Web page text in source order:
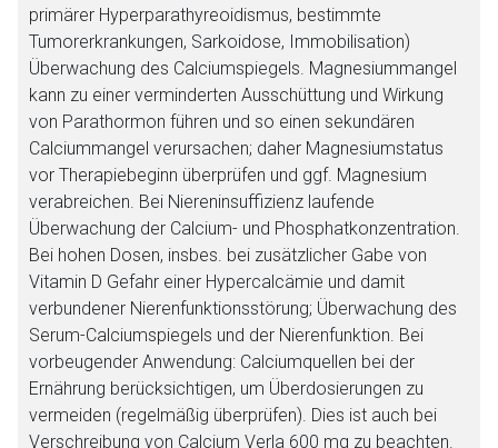
primärer Hyperparathyreoidismus, bestimmte
Tumorerkrankungen, Sarkoidose, Immobilisation)
Überwachung des Calciumspiegels. Magnesiummangel
kann zu einer verminderten Ausschüttung und Wirkung
von Parathormon führen und so einen sekundären
Calciummangel verursachen; daher Magnesiumstatus
vor Therapiebeginn überprüfen und ggf. Magnesium
verabreichen. Bei Niereninsuffizienz laufende
Überwachung der Calcium- und Phosphatkonzentration.
Bei hohen Dosen, insbes. bei zusätzlicher Gabe von
Vitamin D Gefahr einer Hypercalcämie und damit
verbundener Nierenfunktionsstörung; Überwachung des
Serum-Calciumspiegels und der Nierenfunktion. Bei
vorbeugender Anwendung: Calciumquellen bei der
Ernährung berücksichtigen, um Überdosierungen zu
vermeiden (regelmäßig überprüfen). Dies ist auch bei
Verschreibung von Calcium Verla 600 mg zu beachten.